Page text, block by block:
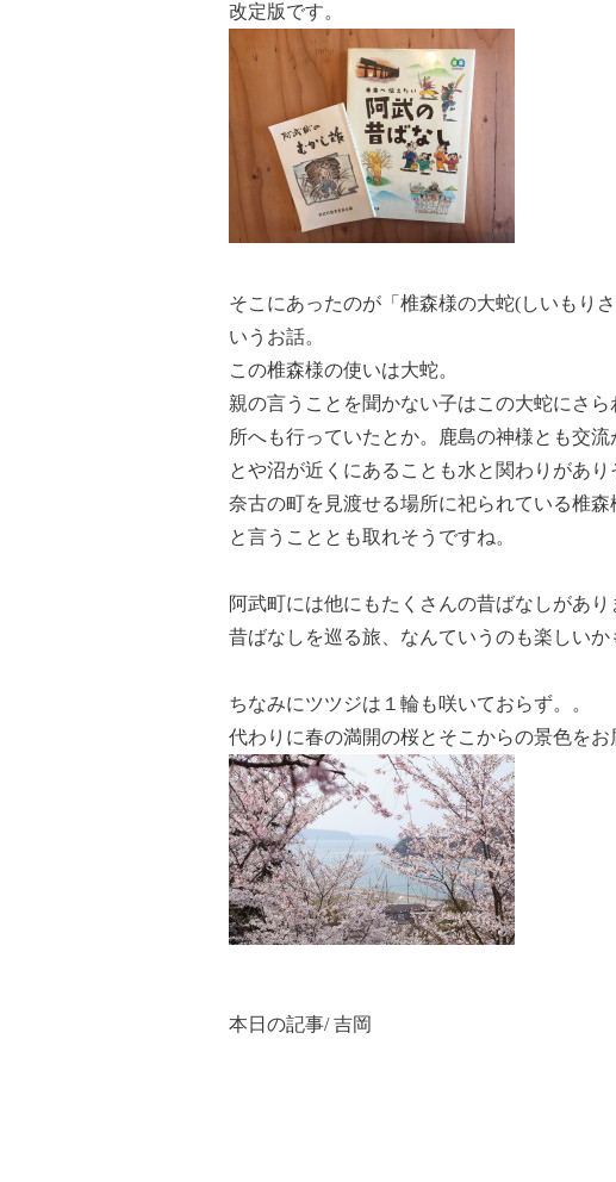
改定版です。
そこにあったのが「椎森様の大蛇(しいもり
いうお話。
この椎森様の使いは大蛇。
親の言うことを聞かない子はこの大蛇にさ
所へも行っていたとか。鹿島の神様とも交
とや沼が近くにあることも水と関わりがあり
奈古の町を見渡せる場所に祀られている椎
と言うこととも取れそうですね。
阿武町には他にもたくさんの昔ばなしがあり
昔ばなしを巡る旅、なんていうのも楽しい
ちなみにツツジは１輪も咲いておらず。。
代わりに春の満開の桜とそこからの景色をお
本日の記事/ 吉岡